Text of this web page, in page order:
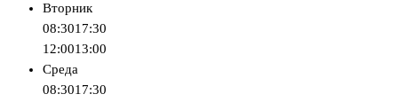
Вторник
08:3017:30
12:0013:00
Среда
08:3017:30